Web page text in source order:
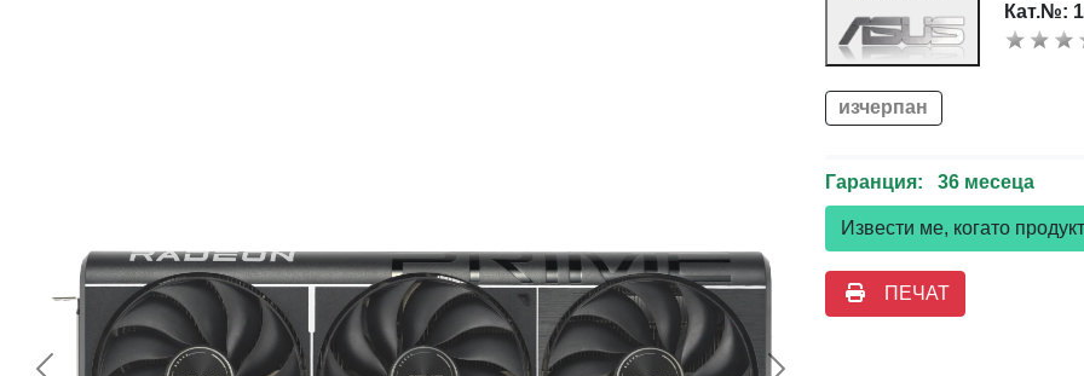
Кат.№:
изчерпан
Гаранция: 36 месеца
Извести ме, когато
ПЕЧАТ